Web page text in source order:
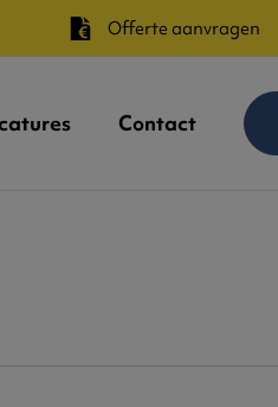
Offerte aanvragen
Contact